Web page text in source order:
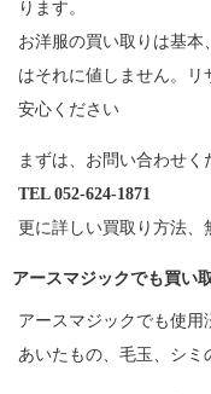
ります。
お洋服の買い取りは基本
はそれに値しません。
安心ください
まずは、お問い合わせく
TEL 052-624-1871
更に詳しい買取り方法、
アースマジックでも買い
アースマジックでも使
あいたもの、毛玉、シミ